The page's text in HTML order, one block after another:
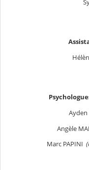
Ayden
Angèle
Marc PAPINI